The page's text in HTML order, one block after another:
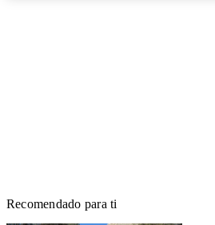
Recomendado para ti